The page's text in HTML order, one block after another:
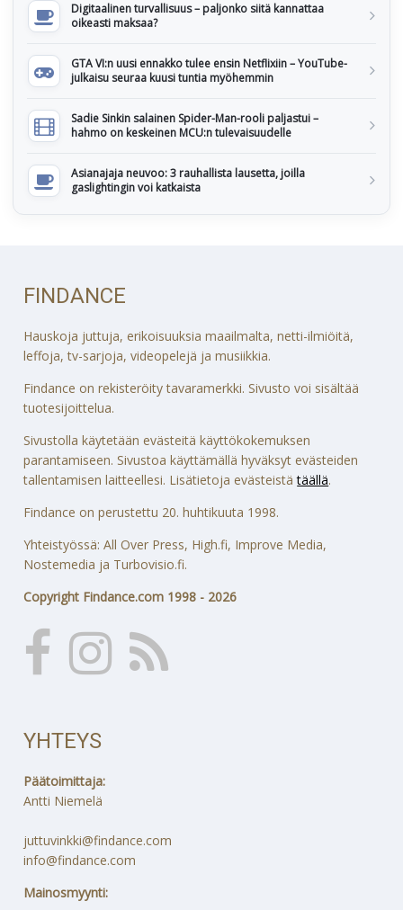
Digitaalinen turvallisuus – paljonko siitä kannattaa
oikeasti maksaa?
GTA VI:n uusi ennakko tulee ensin Netflixiin – YouTube-
julkaisu seuraa kuusi tuntia myöhemmin
Sadie Sinkin salainen Spider-Man-rooli paljastui –
hahmo on keskeinen MCU:n tulevaisuudelle
Asianajaja neuvoo: 3 rauhallista lausetta, joilla
gaslightingin voi katkaista
FINDANCE
Hauskoja juttuja, erikoisuuksia maailmalta, netti-ilmiöitä,
leffoja, tv-sarjoja, videopelejä ja musiikkia.
Findance on rekisteröity tavaramerkki. Sivusto voi sisältää
tuotesijoittelua.
Sivustolla käytetään evästeitä käyttökokemuksen
parantamiseen. Sivustoa käyttämällä hyväksyt evästeiden
tallentamisen laitteellesi. Lisätietoja evästeistätäällä.
Findance on perustettu 20. huhtikuuta 1998.
Yhteistyössä: All Over Press, High.fi, Improve Media,
Nostemedia ja Turbovisio.fi.
Copyright Findance.com 1998 - 2026
YHTEYS
Päätoimittaja:
Antti Niemelä
juttuvinkki@findance.com
info@findance.com
Mainosmyynti: